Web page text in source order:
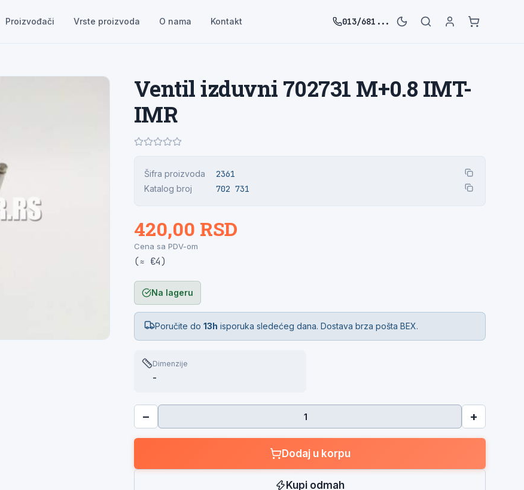
Proizvođači Vrste proizvoda O nama Kontakt 013/681...
Ventil izduvni 702731 M+0.8 IMT-
IMR
Šifra proizvoda 2361
Katalog broj 702 731
420,00 RSD
Cena sa PDV-om
(≈ €4)
Na lageru
Poručite do 13h isporuka sledećeg dana. Dostava brza pošta BEX.
Dimenzije
-
− +
Dodaj u korpu
Kupi odmah